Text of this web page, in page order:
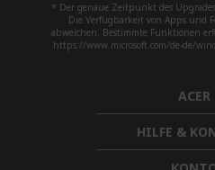
* Der genaue Zeitpunkt des
Die Verfügbarkeit von Apps und
abweichen. Bestimmte Funktionen
https://www.microsoft.com/de-de/
ACER
i
HILFE &